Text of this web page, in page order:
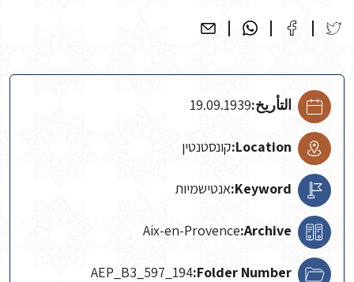
التأريخ:19.09.1939
Location: קונסטנטין
Keyword: אנטישמיות
Archive:
Aix-en-Provence
Folder Number:
AEP_B3_597_194